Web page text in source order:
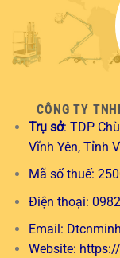
CÔNG TY
Trụ sở: TDP
Vĩnh Yên, Tỉnh
Mã số thuế:
Điện thoại:
Email:
Website: